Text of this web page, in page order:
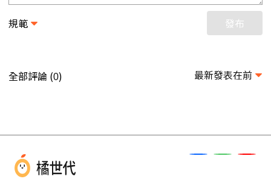
規範 發布
全部評論 (0) 最新發表在前